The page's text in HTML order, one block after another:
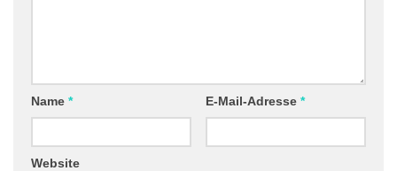
Name * E-Mail-Adresse *
Website